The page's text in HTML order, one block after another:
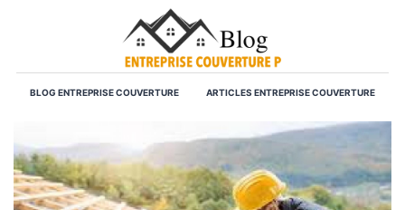
BLOG ENTREPRISE COUVERTURE ARTICLES ENTREPRISE COUVERTURE